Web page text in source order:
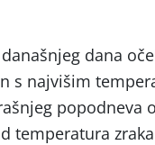
dana
s najvišim
popodneva
temperatura